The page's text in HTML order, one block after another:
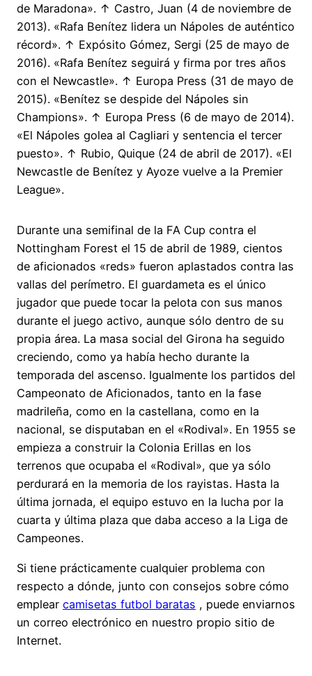
de Maradona». ↑ Castro, Juan (4 de noviembre de
2013). «Rafa Benítez lidera un Nápoles de auténtico
récord». ↑ Expósito Gómez, Sergi (25 de mayo de
2016). «Rafa Benítez seguirá y firma por tres años
con el Newcastle». ↑ Europa Press (31 de mayo de
2015). «Benítez se despide del Nápoles sin
Champions». ↑ Europa Press (6 de mayo de 2014).
«El Nápoles golea al Cagliari y sentencia el tercer
puesto». ↑ Rubio, Quique (24 de abril de 2017). «El
Newcastle de Benítez y Ayoze vuelve a la Premier
League».
Durante una semifinal de la FA Cup contra el
Nottingham Forest el 15 de abril de 1989, cientos
de aficionados «reds» fueron aplastados contra las
vallas del perímetro. El guardameta es el único
jugador que puede tocar la pelota con sus manos
durante el juego activo, aunque sólo dentro de su
propia área. La masa social del Girona ha seguido
creciendo, como ya había hecho durante la
temporada del ascenso. Igualmente los partidos del
Campeonato de Aficionados, tanto en la fase
madrileña, como en la castellana, como en la
nacional, se disputaban en el «Rodival». En 1955 se
empieza a construir la Colonia Erillas en los
terrenos que ocupaba el «Rodival», que ya sólo
perdurará en la memoria de los rayistas. Hasta la
última jornada, el equipo estuvo en la lucha por la
cuarta y última plaza que daba acceso a la Liga de
Campeones.
Si tiene prácticamente cualquier problema con
respecto a dónde, junto con consejos sobre cómo
emplear camisetas futbol baratas , puede enviarnos
un correo electrónico en nuestro propio sitio de
Internet.